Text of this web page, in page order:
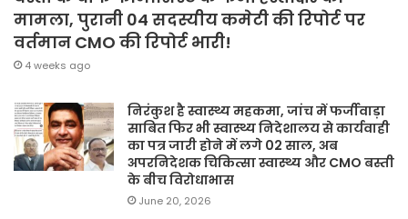
मामला, पुरानी 04 सदस्यीय कमेटी की रिपोर्ट पर
वर्तमान CMO की रिपोर्ट भारी!
4 weeks ago
निरंकुश है स्वास्थ्य महकमा, जांच में फर्जीवाड़ा
साबित फिर भी स्वास्थ्य निदेशालय से कार्यवाही
का पत्र जारी होने में लगे 02 साल, अब
अपरनिदेशक चिकित्सा स्वास्थ्य और CMO बस्ती
के बीच विरोधाभास
June 20, 2026